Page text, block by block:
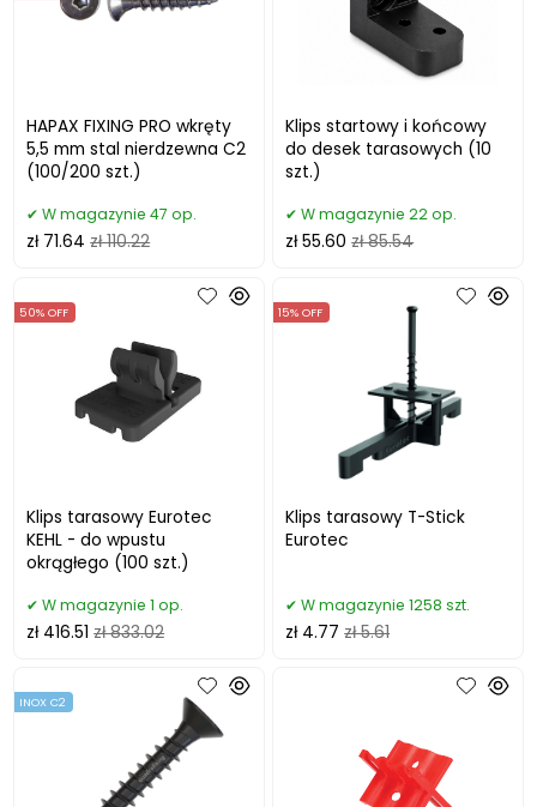
HAPAX FIXING PRO wkręty
5,5 mm stal nierdzewna C2
(100/200 szt.)
W magazynie 47 op.
zł 71.64 zł 110.22
Klips startowy i końcowy
do desek tarasowych (10
szt.)
W magazynie 22 op.
zł 55.60 zł 85.54
Klips tarasowy Eurotec
KEHL - do wpustu
okrągłego (100 szt.)
50% OFF
W magazynie 1 op.
zł 416.51 zł 833.02
Klips tarasowy T-Stick
Eurotec
15% OFF
W magazynie 1258 szt.
zł 4.77 zł 5.61
INOX C2